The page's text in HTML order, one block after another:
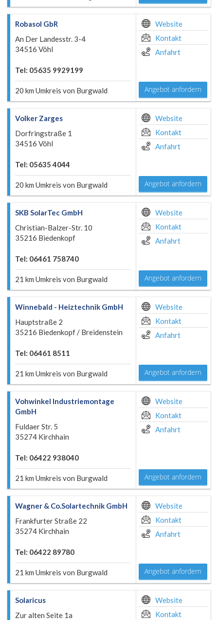
Robasol GbR
An Der Landesstr. 3-4
34516 Vöhl
Tel: 05635 9929199
20 km Umkreis von Burgwald
Website
Kontakt
Anfahrt
Angebot anfordern
Volker Zarges
Dorfringstraße 1
34516 Vöhl
Tel: 05635 4044
20 km Umkreis von Burgwald
Website
Kontakt
Anfahrt
Angebot anfordern
SKB SolarTec GmbH
Christian-Balzer-Str. 10
35216 Biedenkopf
Tel: 06461 758740
21 km Umkreis von Burgwald
Website
Kontakt
Anfahrt
Angebot anfordern
Winnebald - Heiztechnik GmbH
Hauptstraße 2
35216 Biedenkopf / Breidenstein
Tel: 06461 8511
21 km Umkreis von Burgwald
Website
Kontakt
Anfahrt
Angebot anfordern
Vohwinkel Industriemontage
GmbH
Fuldaer Str. 5
35274 Kirchhain
Tel: 06422 938040
21 km Umkreis von Burgwald
Website
Kontakt
Anfahrt
Angebot anfordern
Wagner & Co.Solartechnik GmbH
Frankfurter Straße 22
35274 Kirchhain
Tel: 06422 89780
21 km Umkreis von Burgwald
Website
Kontakt
Anfahrt
Angebot anfordern
Solaricus
Zur alten Seite 1a
Website
Kontakt